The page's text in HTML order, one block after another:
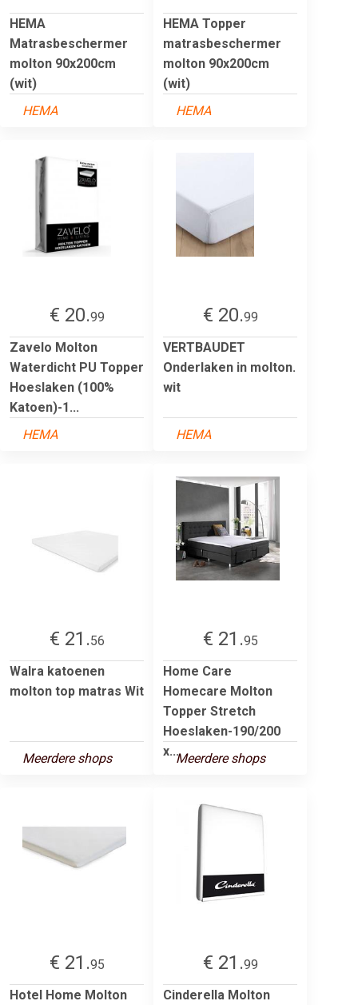
HEMA
Matrasbeschermer
molton 90x200cm
(wit)
HEMA
HEMA Topper
matrasbeschermer
molton 90x200cm
(wit)
HEMA
€ 20.99
Zavelo Molton
Waterdicht PU Topper
Hoeslaken (100%
Katoen)-1...
HEMA
€ 20.99
VERTBAUDET
Onderlaken in molton.
wit
HEMA
€ 21.56
Walra katoenen
molton top matras Wit
Meerdere shops
€ 21.95
Home Care
Homecare Molton
Topper Stretch
Hoeslaken-190/200
x...Meerdere shops
€ 21.95
Hotel Home Molton
€ 21.99
Cinderella Molton